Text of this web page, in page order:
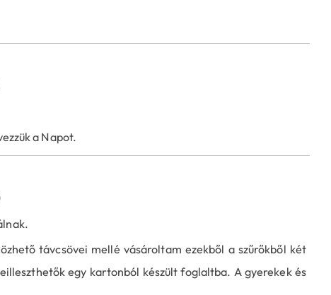
a Napot.
távcsövei mellé vásároltam ezekből a szűrőkből két
egy kartonból készült foglaltba. A gyerekek és